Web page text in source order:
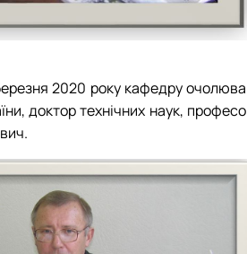
2020 року кафедру
доктор технічних наук,